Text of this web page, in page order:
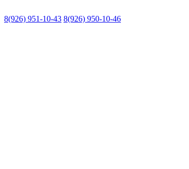
8(926) 951-10-43 8(926) 950-10-46